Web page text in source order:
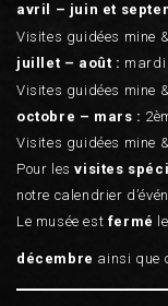
avril – juin et
Visites guidées mine
juillet – août : mardi
Visites guidées mine
octobre – mars :
Visites guidées mine
Pour lesvisites
notre calendrier
Le musée est fermé
décembre ainsi que